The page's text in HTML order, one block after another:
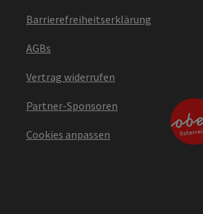
Barrierefreiheitserklärung
AGBs
Vertrag widerrufen
Partner-Sponsoren
Cookies anpassen